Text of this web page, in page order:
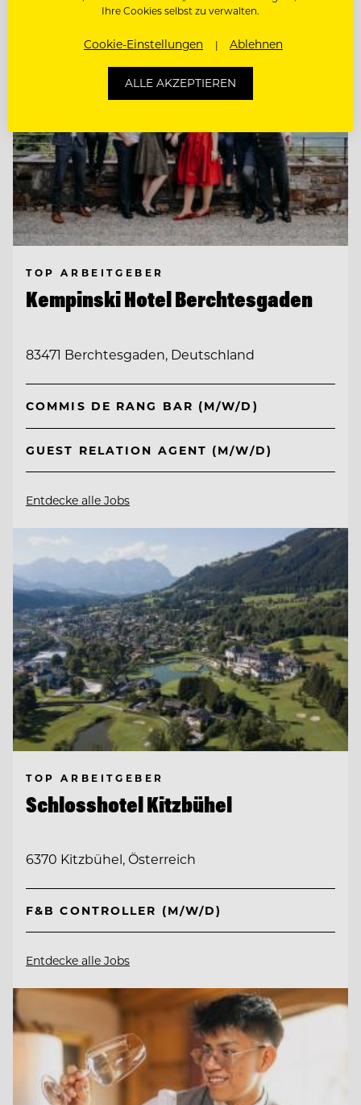
TOP ARBEITGEBER
Kempinski Hotel Berchtesgaden
83471 Berchtesgaden, Deutschland
COMMIS DE RANG BAR (M/W/D)
GUEST RELATION AGENT (M/W/D)
Entdecke alle Jobs
TOP ARBEITGEBER
Schlosshotel Kitzbühel
6370 Kitzbühel, Österreich
F&B CONTROLLER (M/W/D)
Entdecke alle Jobs
Ihre Cookies selbst zu verwalten.
Cookie-Einstellungen Ablehnen
ALLE AKZEPTIEREN